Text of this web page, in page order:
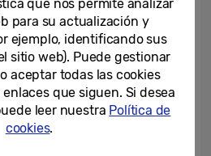
pantallas profesionales Digital...
19-03-2026
Samsung presenta en ISE 2026
su señalización digital 3D y
marca un nuevo rumbo en las...
03-02-2026
que nos permite analizar
para su actualización y
ejemplo, identificando sus
sitio web). Puede gestionar
aceptar todas las cookies
que siguen. Si desea
leer nuestra Política de
cookies.